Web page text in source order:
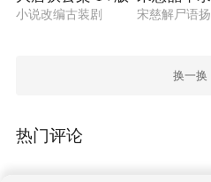
小说改编古装剧 宋慈解尸语
换一换
热门评论